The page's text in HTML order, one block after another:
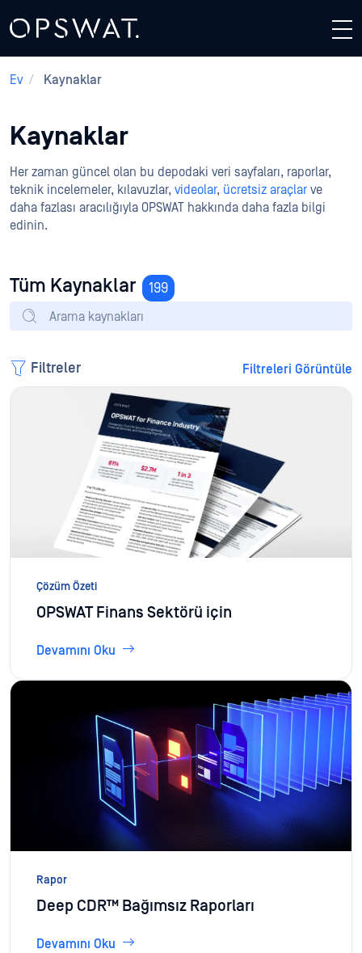
Ev / Kaynaklar
Kaynaklar
Her zaman güncel olan bu depodaki veri sayfaları, raporlar,
teknik incelemeler, kılavuzlar, videolar, ücretsiz araçlar ve
daha fazlası aracılığıyla OPSWAT hakkında daha fazla bilgi
edinin.
Tüm Kaynaklar 199
Filtreler Filtreleri Görüntüle
Çözüm Özeti
OPSWAT Finans Sektörü için
Devamını Oku
Rapor
Deep CDR™ Bağımsız Raporları
Devamını Oku